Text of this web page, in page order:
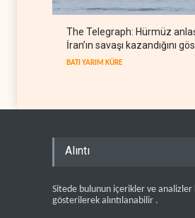
The Telegraph: Hürmüz
İran’ın savaşı kazandığını
BATI YARIM KÜRE
Alıntı
Sitede bulunun içerikler ve analizler
gösterilerek alıntılanabilir .